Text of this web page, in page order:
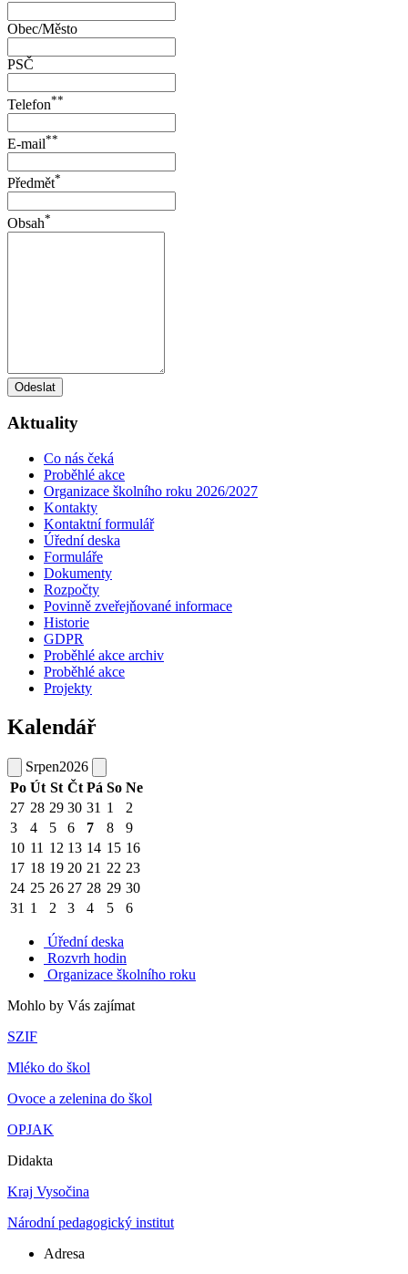
Obec/Město
PSČ
Telefon**
E-mail**
Předmět*
Obsah*
Odeslat
Aktuality
Co nás čeká
Proběhlé akce
Organizace školního roku 2026/2027
Kontakty
Kontaktní formulář
Úřední deska
Formuláře
Dokumenty
Rozpočty
Povinně zveřejňované informace
Historie
GDPR
Proběhlé akce archiv
Proběhlé akce
Projekty
Kalendář
Srpen2026
Po Út St Čt Pá So Ne
27 28 29 30 31 1
2
3
4 5 6 7 8
9
10 11 12 13 14 15 16
17 18 19 20 21 22 23
24 25 26 27 28 29 30
31 1 2 3 4 5 6
Úřední deska
Rozvrh hodin
Organizace školního roku
Mohlo by Vás zajímat
SZIF
Mléko do škol
Ovoce a zelenina do škol
OPJAK
Didakta
Kraj Vysočina
Národní pedagogický institut
Adresa